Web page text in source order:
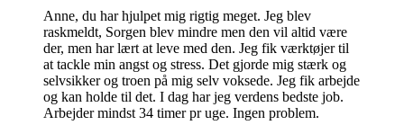
Anne, du har hjulpet mig rigtig meget. Jeg blev
raskmeldt, Sorgen blev mindre men den vil altid være
der, men har lært at leve med den. Jeg fik værktøjer til
at tackle min angst og stress. Det gjorde mig stærk og
selvsikker og troen på mig selv voksede. Jeg fik arbejde
og kan holde til det. I dag har jeg verdens bedste job.
Arbejder mindst 34 timer pr uge. Ingen problem.